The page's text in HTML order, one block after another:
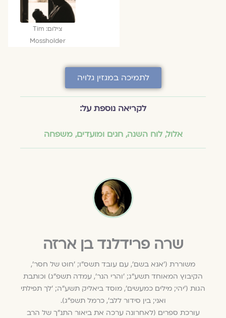
צילום: Tim
Mossholder
לתמיכה במגזין גלויה
לקריאה נוספת על:
אלול,לוח השנה, חגים ומועדים,משפחה
שרה פרידלנד בן ארזה
משוררת ('אנא בשם', עם עובד תשס"ו; 'חוט של חסר',
הקיבוץ המאוחד תשע"ג; 'והרי הנר', עמדה תשפ"ג) וכותבת
הגות ('יהי; מילים כמעשים', מוסד ביאליק תשע"ה; 'לך תפילתי
ואני; בין סידור ללב', כרמל תשפ"ג).
עורכת ספרים (לאחרונה ערכה את ביאור התנ"ך של הרב